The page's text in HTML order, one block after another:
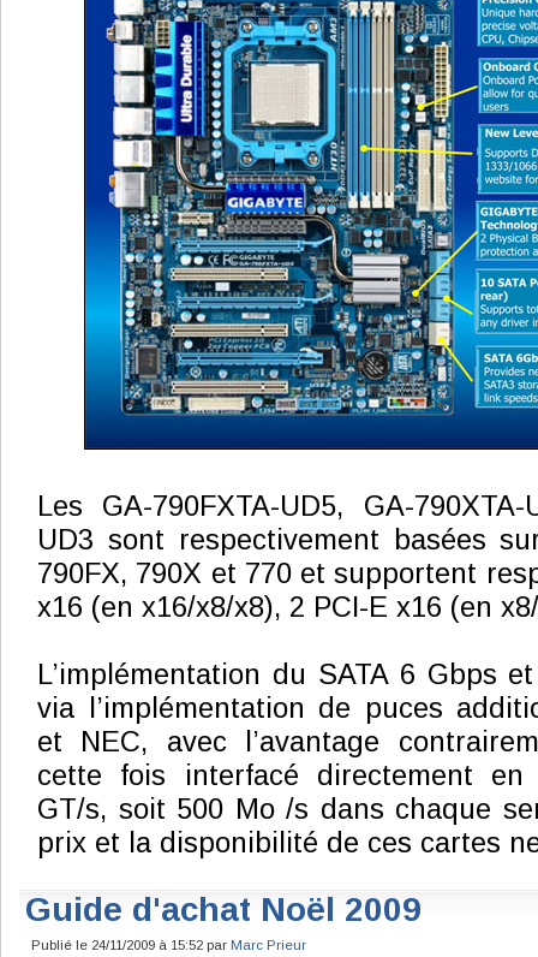
Les GA-790FXTA-UD5, GA-
UD3 sont respectivement basées
790FX, 790X et 770 et supportent
x16 (en x16/x8/x8), 2 PCI-E x16 (en
L’implémentation du SATA 6 Gbps
via l’implémentation de puces
et NEC, avec l’avantage
cette fois interfacé directement en
GT/s, soit 500 Mo /s dans chaque
prix et la disponibilité de ces cartes
Guide d'achat Noël 2009
Publié le 24/11/2009 à 15:52 par Marc Prieur